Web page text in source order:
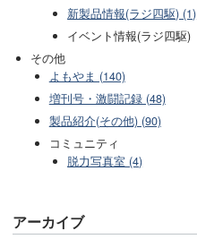
新製品情報(ラジ四駆) (1)
イベント情報(ラジ四駆)
その他
よもやま (140)
増刊号・激闘記録 (48)
製品紹介(その他) (90)
コミュニティ
脱力写真室 (4)
アーカイブ